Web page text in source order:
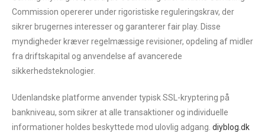
Commission opererer under rigoristiske reguleringskrav, der
sikrer brugernes interesser og garanterer fair play. Disse
myndigheder kræver regelmæssige revisioner, opdeling af midler
fra driftskapital og anvendelse af avancerede
sikkerhedsteknologier.
Udenlandske platforme anvender typisk SSL-kryptering på
bankniveau, som sikrer at alle transaktioner og individuelle
informationer holdes beskyttede mod ulovlig adgang. diyblog.dk